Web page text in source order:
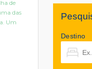
de
das
Um
Destino